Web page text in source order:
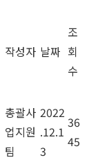
작성자 날짜
조
회
수
총괄사
업지원
팀
2022
.12.1
3
36
45